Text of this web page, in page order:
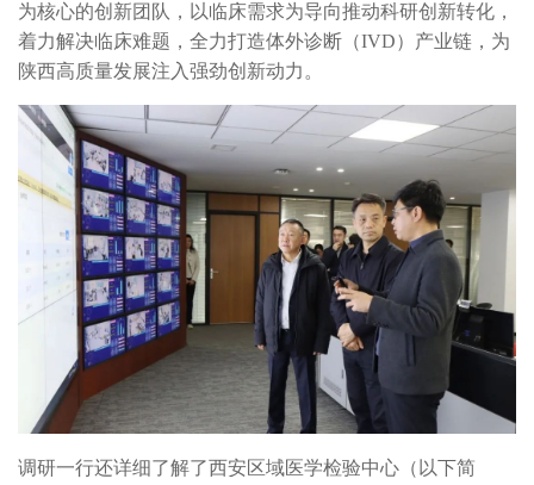
为核心的创新团队，以临床需求为导向推动科研创新转化，
着力解决临床难题，全力打造体外诊断（IVD）产业链，为
陕西高质量发展注入强劲创新动力。
调研一行还详细了解了西安区域医学检验中心（以下简